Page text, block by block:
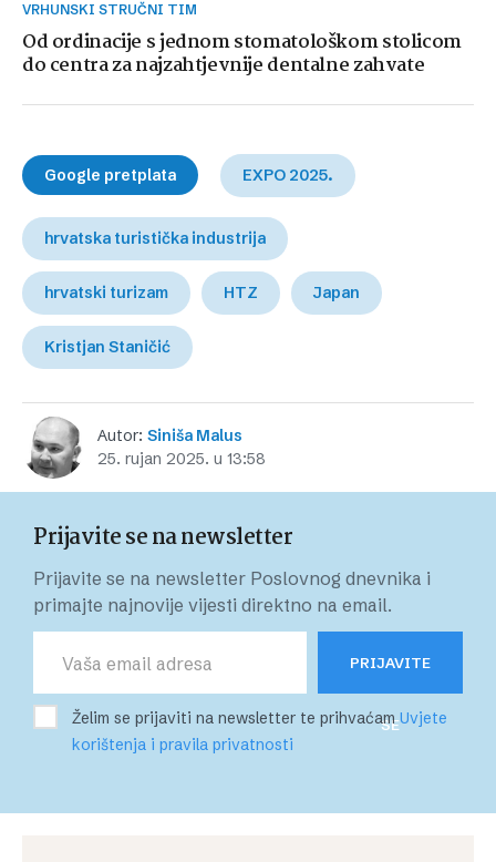
VRHUNSKI STRUČNI TIM
Od ordinacije s jednom stomatološkom stolicom
do centra za najzahtjevnije dentalne zahvate
Google pretplata EXPO 2025.
hrvatska turistička industrija
hrvatski turizam HTZ Japan
Kristjan Staničić
Autor: Siniša Malus
25. rujan 2025. u 13:58
Prijavite se na newsletter
Prijavite se na newsletter Poslovnog dnevnika i
primajte najnovije vijesti direktno na email.
PRIJAVITE
SE
Želim se prijaviti na newsletter te prihvaćamUvjete
korištenja i pravila privatnosti